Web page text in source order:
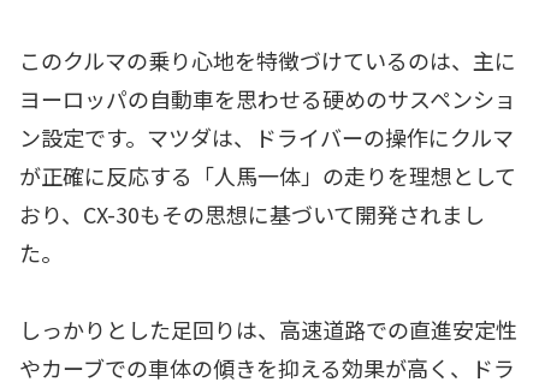
このクルマの乗り心地を特徴づけているのは、主に
ヨーロッパの自動車を思わせる硬めのサスペンショ
ン設定です。マツダは、ドライバーの操作にクルマ
が正確に反応する「人馬一体」の走りを理想として
おり、CX-30もその思想に基づいて開発されまし
た。
しっかりとした足回りは、高速道路での直進安定性
やカーブでの車体の傾きを抑える効果が高く、ドラ